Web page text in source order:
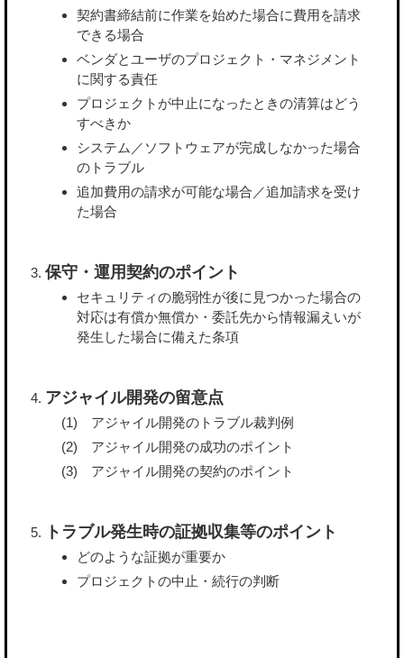
契約書締結前に作業を始めた場合に費用を請求
できる場合
ベンダとユーザのプロジェクト・マネジメント
に関する責任
プロジェクトが中止になったときの清算はどう
すべきか
システム／ソフトウェアが完成しなかった場合
のトラブル
追加費用の請求が可能な場合／追加請求を受け
た場合
保守・運用契約のポイント
セキュリティの脆弱性が後に見つかった場合の
対応は有償か無償か・委託先から情報漏えいが
発生した場合に備えた条項
アジャイル開発の留意点
アジャイル開発のトラブル裁判例
アジャイル開発の成功のポイント
アジャイル開発の契約のポイント
トラブル発生時の証拠収集等のポイント
どのような証拠が重要か
プロジェクトの中止・続行の判断